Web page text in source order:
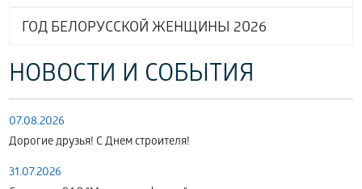
ГОД БЕЛОРУССКОЙ ЖЕНЩИНЫ 2026
НОВОСТИ И СОБЫТИЯ
07.08.2026
Дорогие друзья! С Днем строителя!
31.07.2026